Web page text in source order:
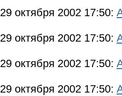
29 октября 2002 17:50:
29 октября 2002 17:50:
29 октября 2002 17:50:
29 октября 2002 17:50: